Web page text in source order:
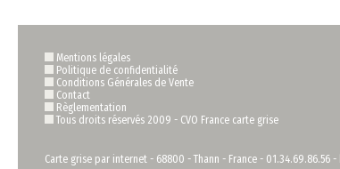
Mentions légales
Politique de confidentialité
Conditions Générales de Vente
Contact
Règlementation
Tous droits réservés 2009 - CVO France carte grise
Carte grise par internet - 68800 - Thann - France - 01.34.69.86.56 -